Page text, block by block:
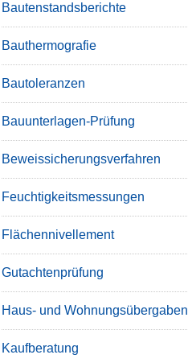
Bautenstandsberichte
Bauthermografie
Bautoleranzen
Bauunterlagen-Prüfung
Beweissicherungsverfahren
Feuchtigkeitsmessungen
Flächennivellement
Gutachtenprüfung
Haus- und Wohnungsübergaben
Kaufberatung